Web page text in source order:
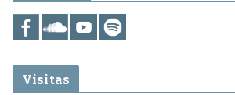
Visitas